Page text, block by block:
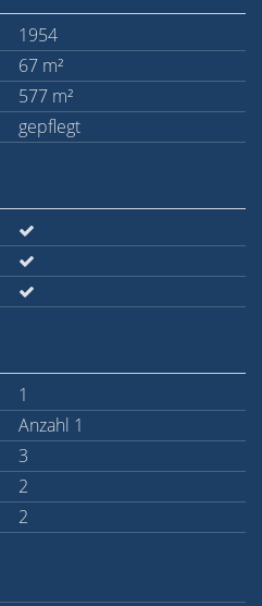
1954
67 m²
577 m²
gepflegt
1
Anzahl 1
3
2
2